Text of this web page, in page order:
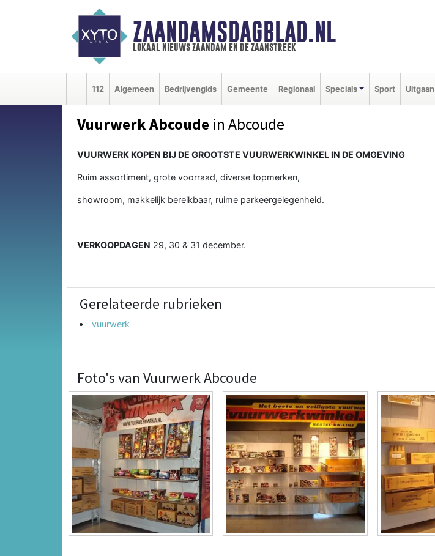
ZAANDAMSDAGBLAD.NL
lokaal nieuws zaandam en de zaanstreek
112 Algemeen Bedrijvengids Gemeente Regionaal Specials Sport Uitgaan
Vuurwerk Abcoude in Abcoude
VUURWERK KOPEN BIJ DE GROOTSTE VUURWERKWINKEL IN DE OMGEVING
Ruim assortiment, grote voorraad, diverse topmerken,
showroom, makkelijk bereikbaar, ruime parkeergelegenheid.
VERKOOPDAGEN 29, 30 & 31 december.
Gerelateerde rubrieken
vuurwerk
Foto's van Vuurwerk Abcoude